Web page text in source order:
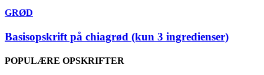
GRØD
Basisopskrift på chiagrød (kun 3 ingredienser)
POPULÆRE OPSKRIFTER